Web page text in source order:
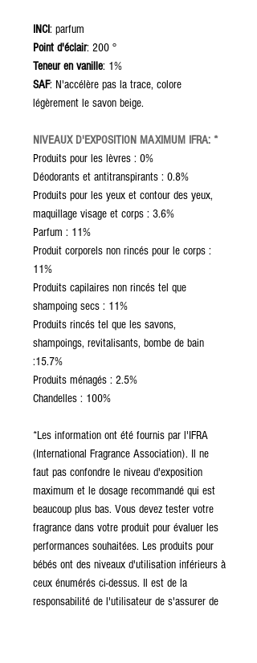
INCI: parfum
Point d'éclair: 200 °
Teneur en vanille: 1%
SAF: N'accélère pas la trace, colore
légèrement le savon beige.
NIVEAUX D'EXPOSITION MAXIMUM IFRA: *
Produits pour les lèvres : 0%
Déodorants et antitranspirants : 0.8%
Produits pour les yeux et contour des yeux,
maquillage visage et corps : 3.6%
Parfum : 11%
Produit corporels non rincés pour le corps :
11%
Produits capilaires non rincés tel que
shampoing secs : 11%
Produits rincés tel que les savons,
shampoings, revitalisants, bombe de bain
:15.7%
Produits ménagés : 2.5%
Chandelles : 100%
*Les information ont été fournis par l'IFRA
(International Fragrance Association). Il ne
faut pas confondre le niveau d'exposition
maximum et le dosage recommandé qui est
beaucoup plus bas. Vous devez tester votre
fragrance dans votre produit pour évaluer les
performances souhaitées. Les produits pour
bébés ont des niveaux d'utilisation inférieurs à
ceux énumérés ci-dessus. Il est de la
responsabilité de l'utilisateur de s'assurer de